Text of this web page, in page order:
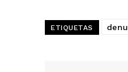
ETIQUETAS